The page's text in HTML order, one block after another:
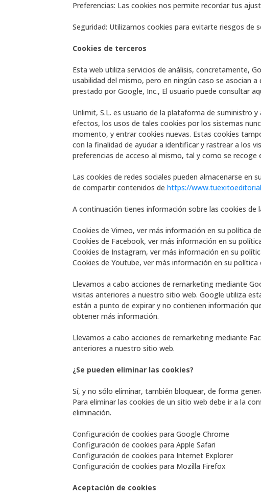
Preferencias: Las cookies nos permite recordar tus
Seguridad: Utilizamos cookies para evitarte riesgos de
Cookies de terceros
Esta web utiliza servicios de análisis, concretamente,
usabilidad del mismo, pero en ningún caso se asocian
prestado por Google, Inc., El usuario puede consultar
Unlimit, S.L. es usuario de la plataforma de suministro
efectos, los usos de tales cookies por los sistemas
momento, y entrar cookies nuevas. Estas cookies
con la finalidad de ayudar a identificar y rastrear a los
preferencias de acceso al mismo, tal y como se recoge
Las cookies de redes sociales pueden almacenarse en
de compartir contenidos de https://
A continuación tienes información sobre las cookies de
Cookies de Vimeo, ver más información en su política
Cookies de Facebook, ver más información en su
Cookies de Instagram, ver más información en su
Cookies de Youtube, ver más información en su política
Llevamos a cabo acciones de remarketing mediante
visitas anteriores a nuestro sitio web. Google utiliza
están a punto de expirar y no contienen información
obtener más información.
Llevamos a cabo acciones de remarketing mediante
anteriores a nuestro sitio web.
¿Se pueden eliminar las cookies?
Sí, y no sólo eliminar, también bloquear, de forma
Para eliminar las cookies de un sitio web debe ir a la
eliminación.
Configuración de cookies para Google Chrome
Configuración de cookies para Apple Safari
Configuración de cookies para Internet Explorer
Configuración de cookies para Mozilla Firefox
Aceptación de cookies